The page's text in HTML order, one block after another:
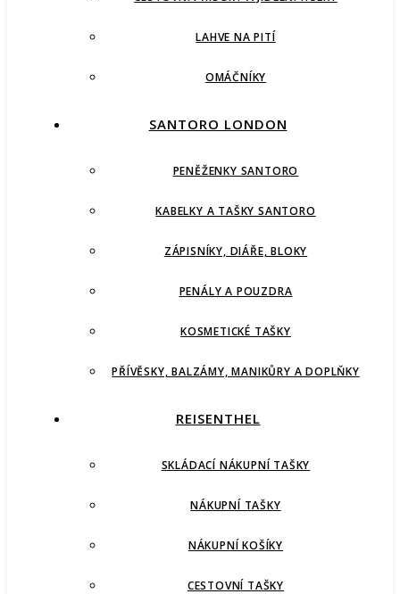
LAHVE NA PITÍ
OMÁČNÍKY
SANTORO LONDON
PENĚŽENKY SANTORO
KABELKY A TAŠKY SANTORO
ZÁPISNÍKY, DIÁŘE, BLOKY
PENÁLY A POUZDRA
KOSMETICKÉ TAŠKY
PŘÍVĚSKY, BALZÁMY, MANIKŮRY A DOPLŇKY
REISENTHEL
SKLÁDACÍ NÁKUPNÍ TAŠKY
NÁKUPNÍ TAŠKY
NÁKUPNÍ KOŠÍKY
CESTOVNÍ TAŠKY